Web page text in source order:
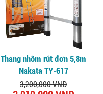
Thang nhôm rút đơn 5,8m
Nakata TY-617
3,200,000 VNĐ